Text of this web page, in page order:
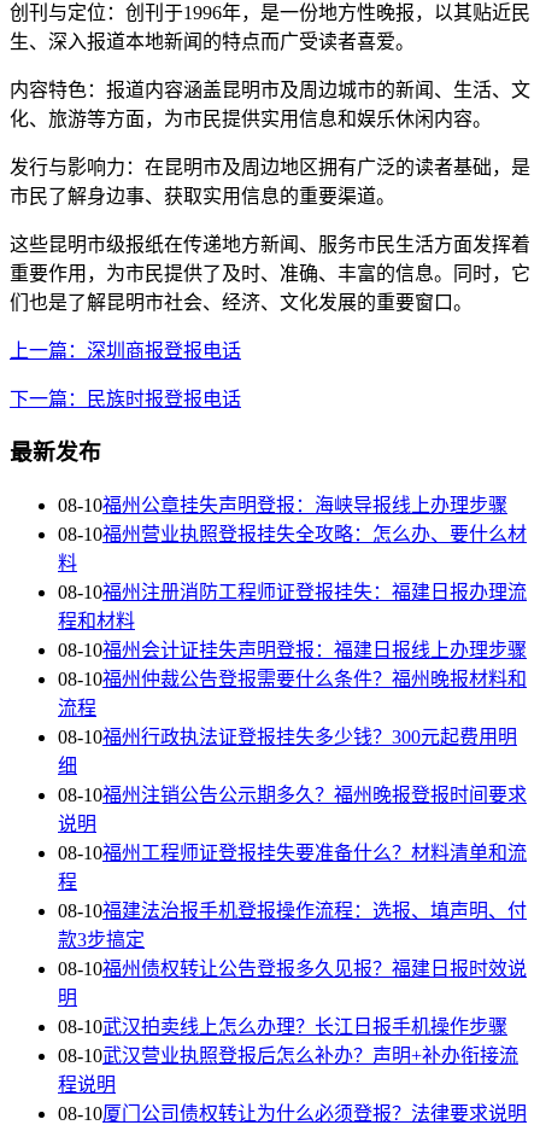
创刊与定位：创刊于1996年，是一份地方性晚报，以其贴近民
生、深入报道本地新闻的特点而广受读者喜爱。
内容特色：报道内容涵盖昆明市及周边城市的新闻、生活、文
化、旅游等方面，为市民提供实用信息和娱乐休闲内容。
发行与影响力：在昆明市及周边地区拥有广泛的读者基础，是
市民了解身边事、获取实用信息的重要渠道。
这些昆明市级报纸在传递地方新闻、服务市民生活方面发挥着
重要作用，为市民提供了及时、准确、丰富的信息。同时，它
们也是了解昆明市社会、经济、文化发展的重要窗口。
上一篇：深圳商报登报电话
下一篇：民族时报登报电话
最新发布
08-10福州公章挂失声明登报：海峡导报线上办理步骤
08-10福州营业执照登报挂失全攻略：怎么办、要什么材
料
08-10福州注册消防工程师证登报挂失：福建日报办理流
程和材料
08-10福州会计证挂失声明登报：福建日报线上办理步骤
08-10福州仲裁公告登报需要什么条件？福州晚报材料和
流程
08-10福州行政执法证登报挂失多少钱？300元起费用明
细
08-10福州注销公告公示期多久？福州晚报登报时间要求
说明
08-10福州工程师证登报挂失要准备什么？材料清单和流
程
08-10福建法治报手机登报操作流程：选报、填声明、付
款3步搞定
08-10福州债权转让公告登报多久见报？福建日报时效说
明
08-10武汉拍卖线上怎么办理？长江日报手机操作步骤
08-10武汉营业执照登报后怎么补办？声明+补办衔接流
程说明
08-10厦门公司债权转让为什么必须登报？法律要求说明